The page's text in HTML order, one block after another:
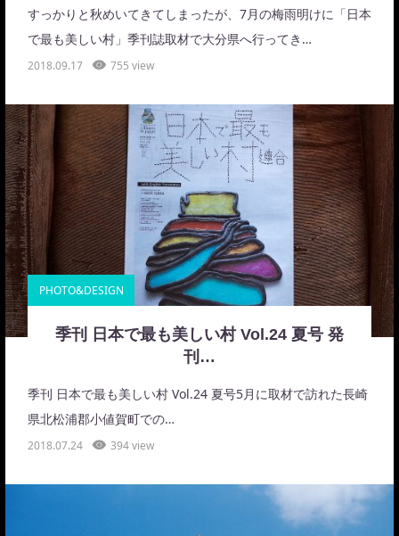
すっかりと秋めいてきてしまったが、7月の梅雨明けに「日本
で最も美しい村」季刊誌取材で大分県へ行ってき…
2018.09.17 755 view
PHOTO&DESIGN
季刊 日本で最も美しい村 Vol.24 夏号 発
刊…
季刊 日本で最も美しい村 Vol.24 夏号5月に取材で訪れた長崎
県北松浦郡小値賀町での…
2018.07.24 394 view